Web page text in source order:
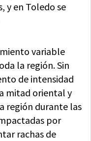
y en Toledo se
variable
la región. Sin
de intensidad
mitad oriental y
región durante las
por
rachas de